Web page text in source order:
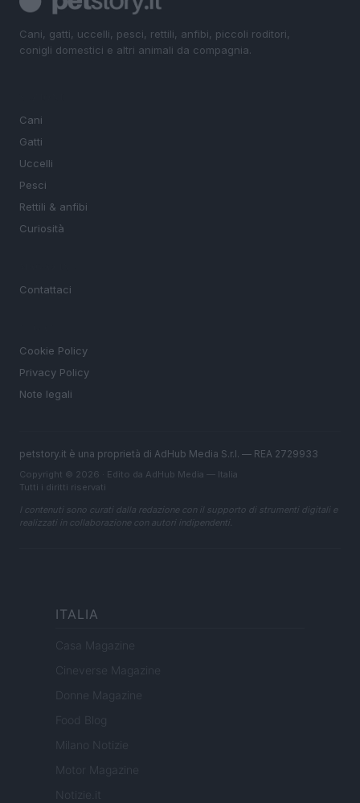
Cani, gatti, uccelli, pesci, rettili, anfibi, piccoli roditori,
conigli domestici e altri animali da compagnia.
Cani
Gatti
Uccelli
Pesci
Rettili & anfibi
Curiosità
Contattaci
Cookie Policy
Privacy Policy
Note legali
petstory.it è una proprietà di AdHub Media S.r.l. — REA 2729933
Copyright © 2026 · Edito da AdHub Media — Italia
Tutti i diritti riservati
I contenuti sono curati dalla redazione con il supporto di strumenti digitali e
realizzati in collaborazione con autori indipendenti.
ITALIA
Casa Magazine
Cineverse Magazine
Donne Magazine
Food Blog
Milano Notizie
Motor Magazine
Notizie.it